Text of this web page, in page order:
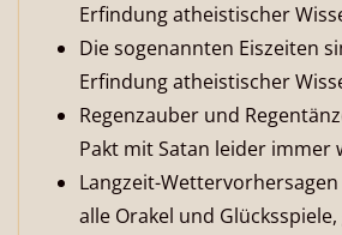
Erfindung atheistischer
Die sogenannten Eiszeiten
Erfindung atheistischer
Regenzauber und
Pakt mit Satan leider immer
Langzeit-
alle Orakel und